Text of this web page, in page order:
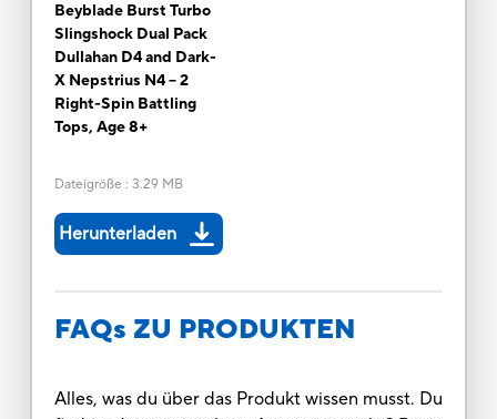
Beyblade Burst Turbo
Slingshock Dual Pack
Dullahan D4 and Dark-
X Nepstrius N4 – 2
Right-Spin Battling
Tops, Age 8+
Dateigröße : 3.29 MB
Herunterladen
FAQs ZU PRODUKTEN
Alles, was du über das Produkt wissen musst. Du